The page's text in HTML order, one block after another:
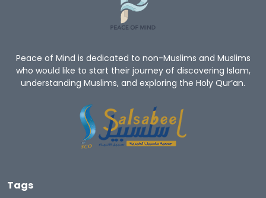
Peace of Mind is dedicated to non-Muslims and Muslims
who would like to start their journey of discovering Islam,
understanding Muslims, and exploring the Holy Qur’an.
Tags